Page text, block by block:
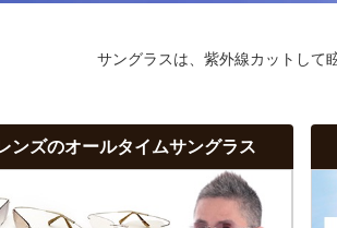
サングラスは、紫外線カットして
ンズのオールタイムサングラス